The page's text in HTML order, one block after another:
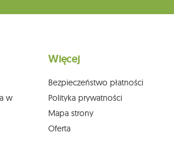
w
Więcej
Bezpieczeństwo płatności
Polityka prywatności
Mapa strony
Oferta